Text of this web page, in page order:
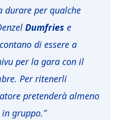
durare per qualche
Dumfries e
contano di essere a
per la gara con il
Per ritenerli
pretenderà almeno
gruppo.”